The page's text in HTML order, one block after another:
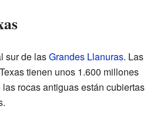
sur de lasGrandes Llanuras. Las
tienen unos 1.600 millones
rocas antiguas están cubiertas